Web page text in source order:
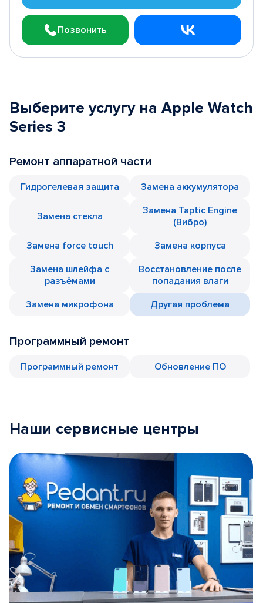
Позвонить
Выберите услугу на Apple Watch
Series 3
Ремонт аппаратной части
Гидрогелевая защита Замена аккумулятора
Замена стекла
Замена Taptic Engine
(Вибро)
Замена force touch
Замена корпуса
Замена шлейфа с
разъёмами
Восстановление после
попадания влаги
Замена микрофона
Другая проблема
Программный ремонт
Программный ремонт Обновление ПО
Наши сервисные центры